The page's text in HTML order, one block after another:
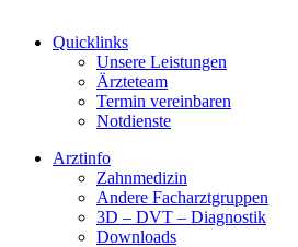
Quicklinks
Unsere Leistungen
Ärzteteam
Termin vereinbaren
Notdienste
Arztinfo
Zahnmedizin
Andere Facharztgruppen
3D – DVT – Diagnostik
Downloads